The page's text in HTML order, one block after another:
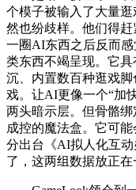
个模子被输入了大量
然也纷歧样。他们得
一圈AI东西之后反而
类东西不竭呈现。它
沉、内置数百种逛戏
戏。让AI更像一个“加
两头暗示层。但骨骼
成控的魔法盒。它可
分出台《AI拟人化互
了，这两组数据放正在